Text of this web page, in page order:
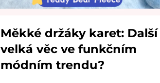
Měkké držáky karet: Další
velká věc ve funkčním
módním trendu?